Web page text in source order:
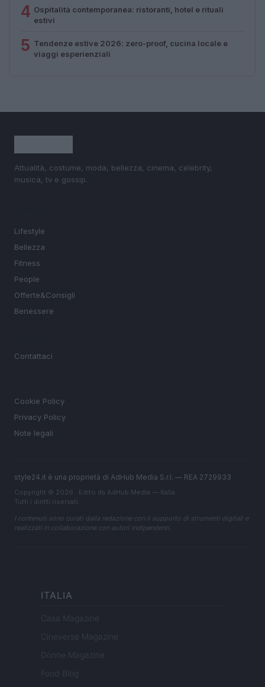
4 Ospitalità contemporanea: ristoranti, hotel e rituali
estivi
5 Tendenze estive 2026: zero-proof, cucina locale e
viaggi esperienziali
Attualità, costume, moda, bellezza, cinema, celebrity,
musica, tv e gossip.
Lifestyle
Bellezza
Fitness
People
Offerte&Consigli
Benessere
Contattaci
Cookie Policy
Privacy Policy
Note legali
style24.it è una proprietà di AdHub Media S.r.l. — REA 2729933
Copyright © 2026 · Edito da AdHub Media — Italia
Tutti i diritti riservati
I contenuti sono curati dalla redazione con il supporto di strumenti digitali e
realizzati in collaborazione con autori indipendenti.
ITALIA
Casa Magazine
Cineverse Magazine
Donne Magazine
Food Blog